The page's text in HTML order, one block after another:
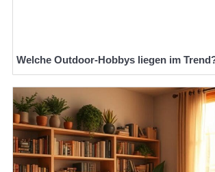
Welche Outdoor-Hobbys liegen im